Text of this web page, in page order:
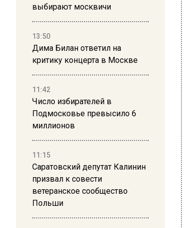
выбирают москвичи
13:50
Дима Билан ответил на
критику концерта в Москве
11:42
Число избирателей в
Подмосковье превысило 6
миллионов
11:15
Саратовский депутат Калинин
призвал к совести
ветеранское сообщество
Польши